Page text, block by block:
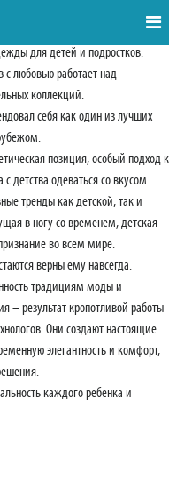
для детей и подростков.
с любовью работает над
коллекций.
себя как один из лучших
позиция, особый подход к
детства одеваться со вкусом.
тренды как детской, так и
в ногу со временем, детская
во всем мире.
верны ему навсегда.
традициям моды и
– результат кропотливой работы
Они создают настоящие
элегантность и комфорт,
каждого ребенка и